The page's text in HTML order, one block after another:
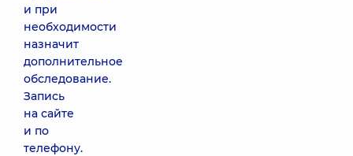
и при
необходимости
назначит
дополнительное
обследование.
Запись
на сайте
и по
телефону.